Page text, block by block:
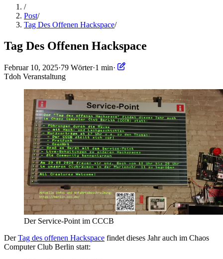
/
Post/
Tag Des Offenen Hackspace/
Tag Des Offenen Hackspace
Februar 10, 2025·79 Wörter·1 min·
Tdoh Veranstaltung
Der Service-Point im CCCB
DerTag des offenen Hackspace findet dieses Jahr auch im Chaos
Computer Club Berlin statt: